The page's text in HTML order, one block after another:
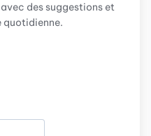
des suggestions et
quotidienne.